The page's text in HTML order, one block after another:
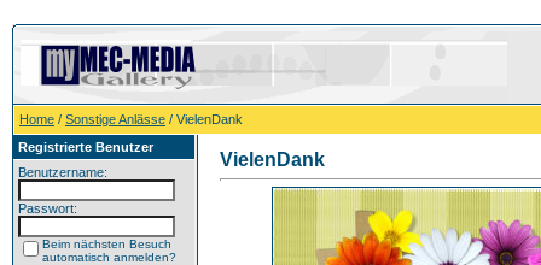
Home / Sonstige Anlässe / VielenDank
Registrierte Benutzer
Benutzername:
Passwort:
Beim nächsten Besuch
automatisch anmelden?
VielenDank